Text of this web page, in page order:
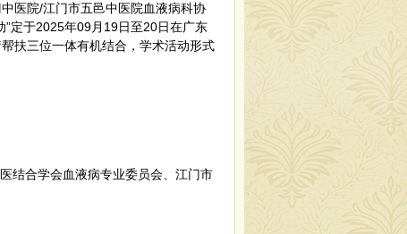
医院/江门市五邑中医院血液病科协
定于2025年09月19日至20日在广东
扶三位一体有机结合，学术活动形式
结合学会血液病专业委员会、江门市